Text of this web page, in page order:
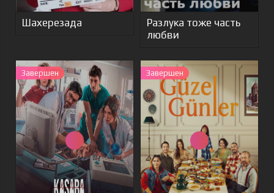
Шахерезада
Разлука тоже часть
любви
Завершен Завершен